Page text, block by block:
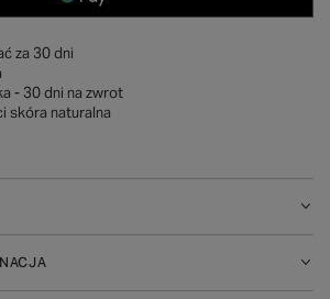
za 30 dni
- 30 dni na zwrot
skóra naturalna